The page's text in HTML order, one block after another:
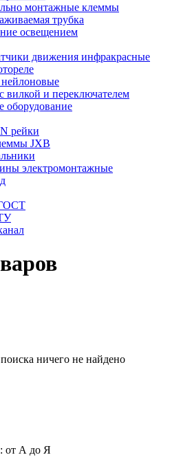
монтажные клеммы
трубка
освещением
движения инфракрасные
и переключателем
оборудование
рейки
JXB
электромонтажные
ничего не найдено
от А до Я